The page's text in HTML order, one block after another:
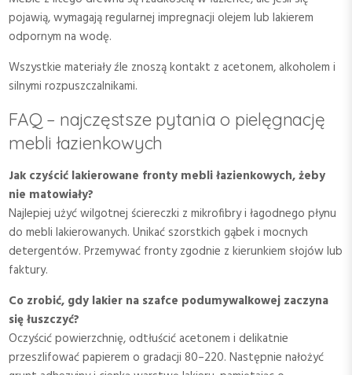
pojawią, wymagają regularnej impregnacji olejem lub lakierem
odpornym na wodę.
Wszystkie materiały źle znoszą kontakt z acetonem, alkoholem i
silnymi rozpuszczalnikami.
FAQ – najczęstsze pytania o pielęgnację
mebli łazienkowych
Jak czyścić lakierowane fronty mebli łazienkowych, żeby
nie matowiały?
Najlepiej użyć wilgotnej ściereczki z mikrofibry i łagodnego płynu
do mebli lakierowanych. Unikać szorstkich gąbek i mocnych
detergentów. Przemywać fronty zgodnie z kierunkiem słojów lub
faktury.
Co zrobić, gdy lakier na szafce podumywalkowej zaczyna
się łuszczyć?
Oczyścić powierzchnię, odtłuścić acetonem i delikatnie
przeszlifować papierem o gradacji 80–220. Następnie nałożyć